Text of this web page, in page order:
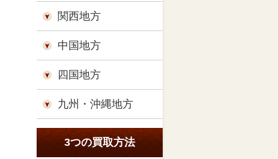
関西地方
中国地方
四国地方
九州・沖縄地方
3つの買取方法